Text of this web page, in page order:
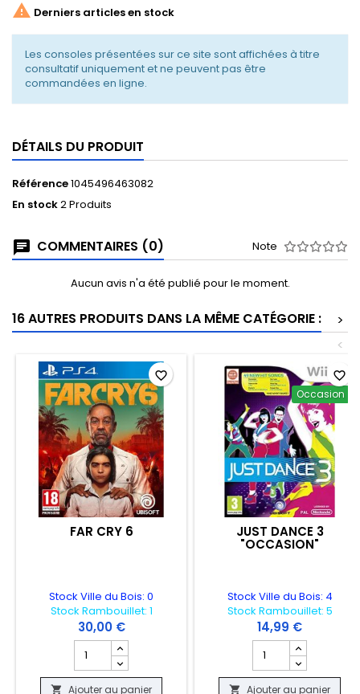
 Derniers articles en stock
Les consoles présentées sur ce site sont affichées à titre
consultatif uniquement et ne peuvent pas être
commandées en ligne.
DÉTAILS DU PRODUIT
Référence1045496463082
En stock2 Produits
COMMENTAIRES (0) Note
Aucun avis n'a été publié pour le moment.
16 AUTRES PRODUITS DANS LA MÊME CATÉGORIE :
>
<
FAR CRY 6
Stock Ville du Bois: 0
Stock Rambouillet: 1
30,00 €
Champ quantité du produit FAR CRY 6
 Ajouter au panier
favorite_border
Occasion
JUST DANCE 3
"OCCASION"
Stock Ville du Bois: 4
Stock Rambouillet: 5
14,99 €
Champ quantité du
 Ajouter au panier
favorite_border